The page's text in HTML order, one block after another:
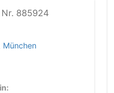
885924